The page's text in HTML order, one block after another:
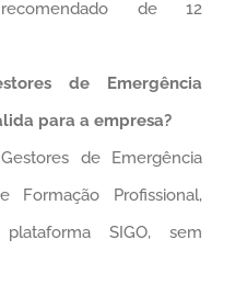
de 12
de Emergência
para a empresa?
de Emergência
Formação Profissional,
SIGO, sem